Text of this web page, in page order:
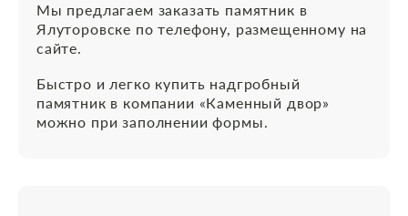
Мы предлагаем заказать памятник в
Ялуторовске по телефону, размещенному на
сайте.
Быстро и легко купить надгробный
памятник в компании «Каменный двор»
можно при заполнении формы.